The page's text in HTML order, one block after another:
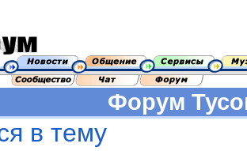
Форум
в тему